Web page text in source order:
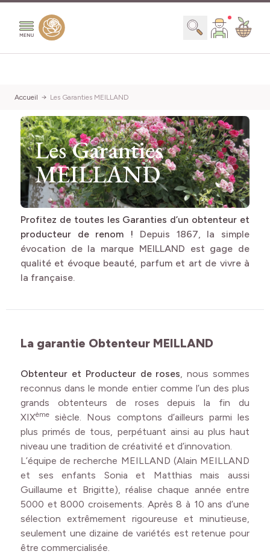
Chercher
Accueil Les Garanties MEILLAND
Les Garanties
MEILLAND
Profitez de toutes les Garanties d’un obtenteur et
producteur de renom ! Depuis 1867, la simple
évocation de la marque MEILLAND est gage de
qualité et évoque beauté, parfum et art de vivre à
la française.
La garantie Obtenteur MEILLAND
Obtenteur et Producteur de roses, nous sommes
reconnus dans le monde entier comme l’un des plus
grands obtenteurs de roses depuis la fin du
XIXème
siècle. Nous comptons d’ailleurs parmi les
plus primés de tous, perpétuant ainsi au plus haut
niveau une tradition de créativité et d’innovation.
L’équipe de recherche MEILLAND (Alain MEILLAND
et ses enfants Sonia et Matthias mais aussi
Guillaume et Brigitte), réalise chaque année entre
5000 et 8000 croisements. Après 8 à 10 ans d’une
sélection extrêmement rigoureuse et minutieuse,
seulement une dizaine de variétés est retenue pour
être commercialisée.